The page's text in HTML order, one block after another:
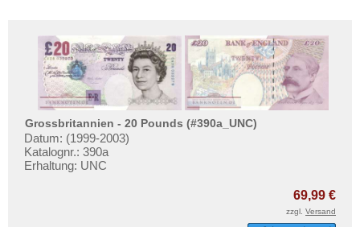
Grossbritannien - 20 Pounds (#390a_UNC)
Datum: (1999-2003)
Katalognr.: 390a
Erhaltung: UNC
69,99 €
zzgl. Versand